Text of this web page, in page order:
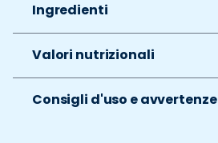
Ingredienti
Valori nutrizionali
Consigli d'uso e avvertenze